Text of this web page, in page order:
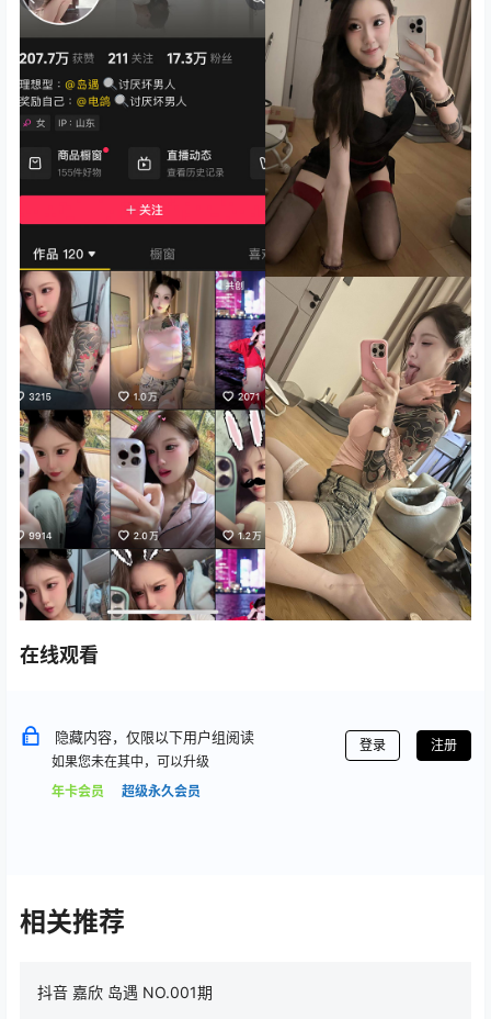
在线观看
隐藏内容，仅限以下用户组阅读
如果您未在其中，可以升级
年卡会员
超级永久会员
登录 注册
相关推荐
抖音 嘉欣 岛遇 NO.001期